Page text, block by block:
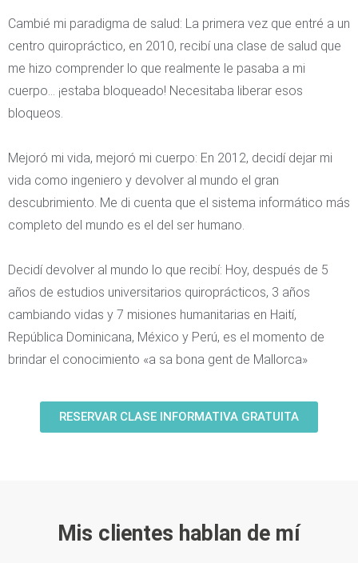
Cambié mi paradigma de salud: La primera vez que entré a un
centro quiropráctico, en 2010, recibí una clase de salud que
me hizo comprender lo que realmente le pasaba a mi
cuerpo… ¡estaba bloqueado! Necesitaba liberar esos
bloqueos.
Mejoró mi vida, mejoró mi cuerpo: En 2012, decidí dejar mi
vida como ingeniero y devolver al mundo el gran
descubrimiento. Me di cuenta que el sistema informático más
completo del mundo es el del ser humano.
Decidí devolver al mundo lo que recibí: Hoy, después de 5
años de estudios universitarios quiroprácticos, 3 años
cambiando vidas y 7 misiones humanitarias en Haití,
República Dominicana, México y Perú, es el momento de
brindar el conocimiento «a sa bona gent de Mallorca»
RESERVAR CLASE INFORMATIVA GRATUITA
Mis clientes hablan de mí